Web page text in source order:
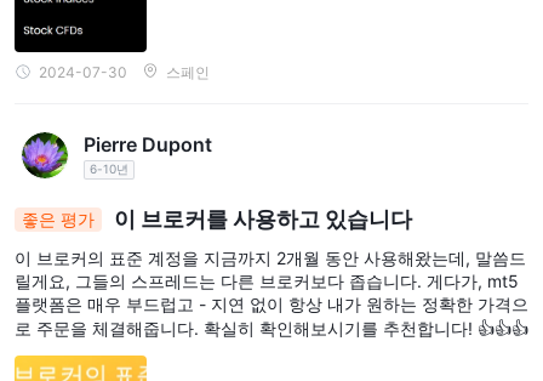
2024-07-30 스페인
Pierre Dupont
6-10년
좋은 평가 이 브로커를 사용하고 있습니다
이 브로커의 표준 계정을 지금까지 2개월 동안 사용해왔는데, 말씀드
릴게요, 그들의 스프레드는 다른 브로커보다 좁습니다. 게다가, mt5
플랫폼은 매우 부드럽고 - 지연 없이 항상 내가 원하는 정확한 가격으
로 주문을 체결해줍니다. 확실히 확인해보시기를 추천합니다! 👍👍👍